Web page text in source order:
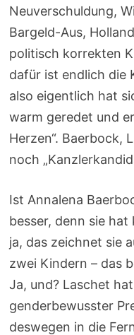
Neuverschuldung,
Bargeld-Aus,
politisch korrekten
dafür ist endlich die
also eigentlich hat
warm geredet und
Herzen“. Baerbock,
noch
Ist Annalena
besser, denn sie
ja, das zeichnet sie
zwei Kindern – das
Ja, und? Laschet
genderbewusster
deswegen in die